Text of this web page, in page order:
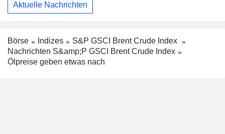
Aktuelle Nachrichten
Börse Indizes
S&P GSCI Brent Crude Index
Nachrichten S&amp;P GSCI Brent Crude Index
Ölpreise geben etwas nach